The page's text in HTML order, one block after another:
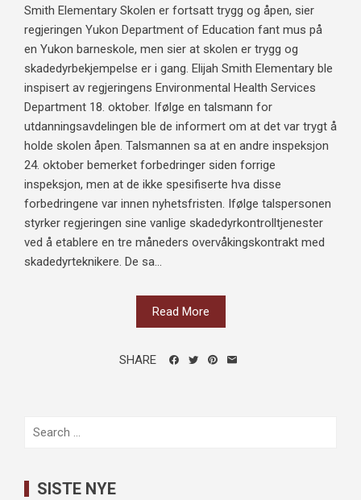
Smith Elementary Skolen er fortsatt trygg og åpen, sier
regjeringen Yukon Department of Education fant mus på
en Yukon barneskole, men sier at skolen er trygg og
skadedyrbekjempelse er i gang. Elijah Smith Elementary ble
inspisert av regjeringens Environmental Health Services
Department 18. oktober. Ifølge en talsmann for
utdanningsavdelingen ble de informert om at det var trygt å
holde skolen åpen. Talsmannen sa at en andre inspeksjon
24. oktober bemerket forbedringer siden forrige
inspeksjon, men at de ikke spesifiserte hva disse
forbedringene var innen nyhetsfristen. Ifølge talspersonen
styrker regjeringen sine vanlige skadedyrkontrolltjenester
ved å etablere en tre måneders overvåkingskontrakt med
skadedyrteknikere. De sa...
Read More
SHARE
Search
SISTE NYE